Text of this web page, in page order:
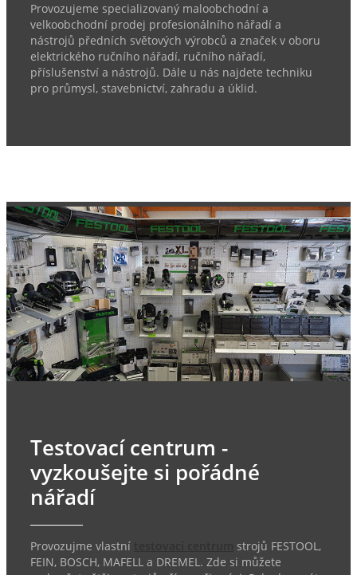
Provozujeme specializovaný maloobchodní a
velkoobchodní prodej profesionálního nářadí a
nástrojů předních světových výrobců a značek v oboru
elektrického ručního nářadí, ručního nářadí,
příslušenství a nástrojů. Dále u nás najdete techniku
pro průmysl, stavebnictví, zahradu a úklid.
Testovací centrum -
vyzkoušejte si pořádné
nářadí
Provozujme vlastní
strojů FESTOOL,
FEIN, BOSCH, MAFELL a DREMEL. Zde si můžete